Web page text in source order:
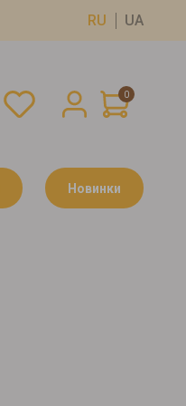
RU UA
0
Новинки